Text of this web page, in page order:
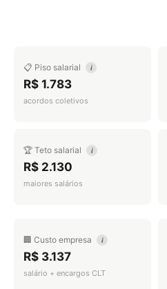
📋 Piso salarial i
R$ 1.783
acordos coletivos
🏆 Teto salarial i
R$ 2.130
maiores salários
🏢 Custo empresa i
R$ 3.137
salário + encargos CLT